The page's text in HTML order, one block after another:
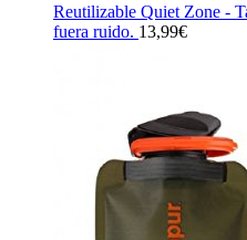
Reutilizable Quiet Zone -
fuera ruido. 13,99€